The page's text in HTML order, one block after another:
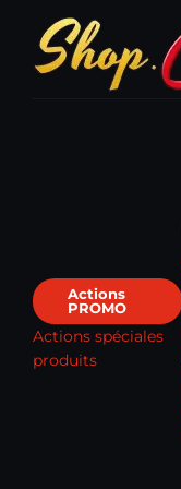
Actions
PROMO
Actions spéciales
produits